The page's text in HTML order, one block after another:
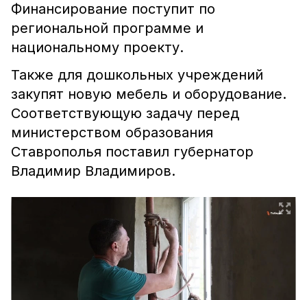
Финансирование поступит по
региональной программе и
национальному проекту.
Также для дошкольных учреждений
закупят новую мебель и оборудование.
Соответствующую задачу перед
министерством образования
Ставрополья поставил губернатор
Владимир Владимиров.